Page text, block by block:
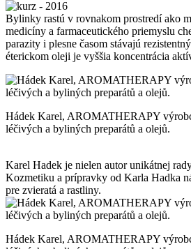
Bylinky rastú v rovnakom prostredí ako
medicíny a farmaceutického priemyslu
parazity i plesne časom stávajú
éterickom oleji je vyššia koncentrácia
Hádek Karel, AROMATHERAPY
léčivých a byliných preparátů a olejů.
Karel Hadek je nielen autor unikátnej
Kozmetiku a prípravky od Karla Hadka
pre zvieratá a rastliny.
Hádek Karel, AROMATHERAPY